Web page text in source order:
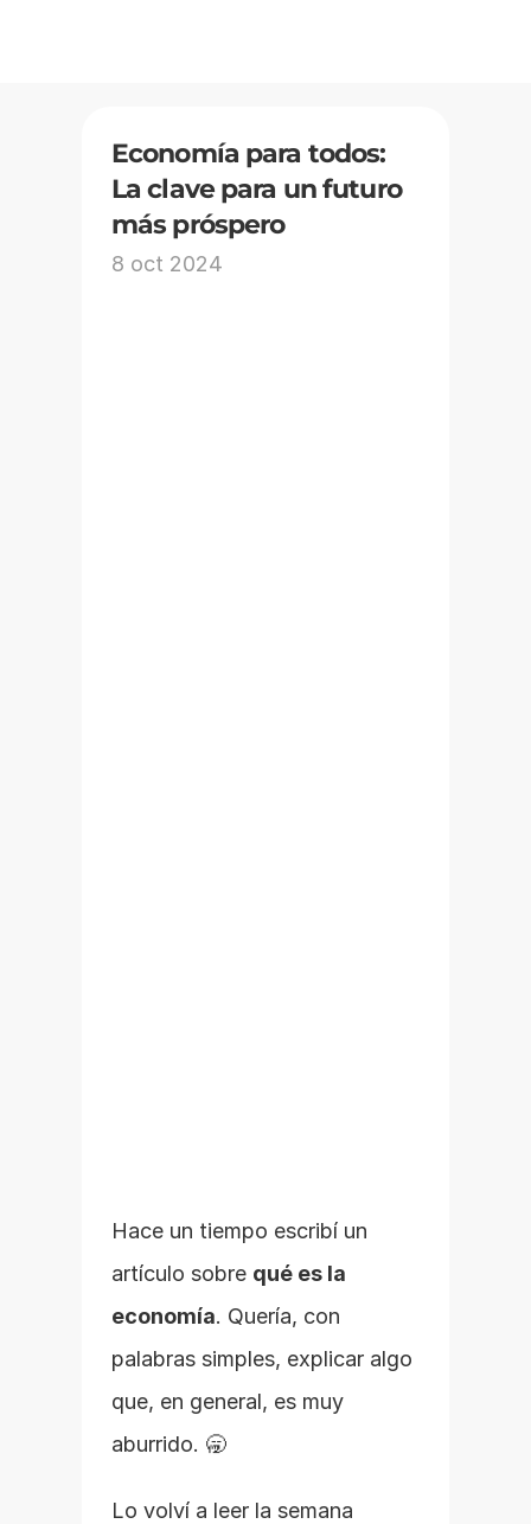
Economía para todos:
La clave para un futuro
más próspero
8 oct 2024
Hace un tiempo escribí un
artículo sobre qué es la
economía. Quería, con
palabras simples, explicar algo
que, en general, es muy
aburrido. 🥱
Lo volví a leer la semana